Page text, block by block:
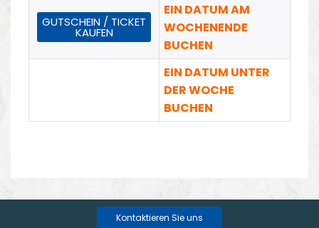
GUTSCHEIN / TICKET
KAUFEN
EIN DATUM AM
WOCHENENDE
BUCHEN
EIN DATUM UNTER
DER WOCHE
BUCHEN
Kontaktieren Sie uns